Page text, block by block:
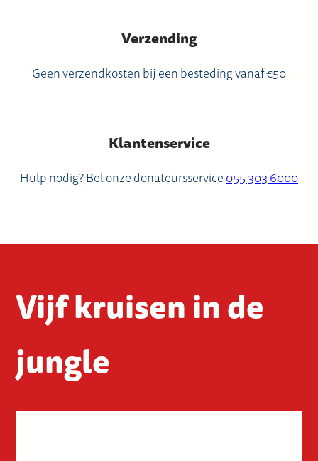
Verzending
Geen verzendkosten bij een besteding vanaf €50
Klantenservice
Hulp nodig? Bel onze donateursservice 055 303 6000
Vijf kruisen in de
jungle